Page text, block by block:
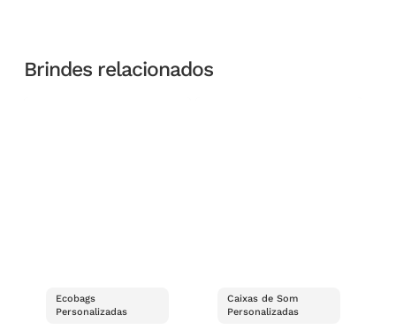
Brindes relacionados
Ecobags
Personalizadas
Caixas de Som
Personalizadas